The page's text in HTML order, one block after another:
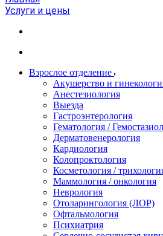
Услуги и цены
Взрослое отделение
Акушерство и
Анестезиология
Выезда
Гастроэнтерология
Гематология /
Дерматовенерология
Кардиология
Колопроктология
Косметология /
Маммология / онкология
Неврология
Отоларингология (ЛОР)
Офтальмология
Психиатрия